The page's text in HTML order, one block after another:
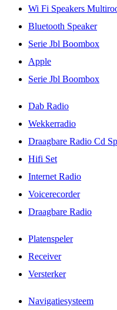
Wi Fi Speakers
Bluetooth Speaker
Serie Jbl Boombox
Apple
Serie Jbl Boombox
Dab Radio
Wekkerradio
Draagbare Radio Cd
Hifi Set
Internet Radio
Voicerecorder
Draagbare Radio
Platenspeler
Receiver
Versterker
Navigatiesysteem